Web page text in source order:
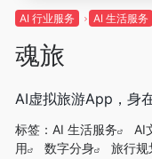
AI 行业服务 AI 生活服务
魂旅
AI虚拟旅游App，身
标签： AI 生活服务 AI
用
数字分身 旅行规